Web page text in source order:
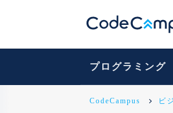
プログラミング
CodeCampus ビ